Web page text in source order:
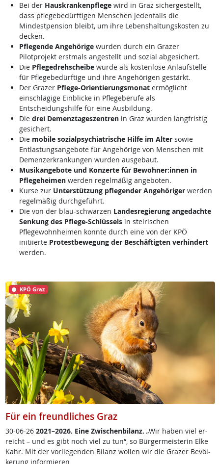
Bei der Hauskrankenpflege wird in Graz sichergestellt,
dass pflegebedürftigen Menschen jedenfalls die
Mindestpension bleibt, um ihre Lebenshaltungskosten zu
decken.
Pflegende Angehörigewurden durch ein Grazer
Pilotprojekt erstmals angestellt und sozial abgesichert.
Die Pflegedrehscheibe wurde als kostenlose Anlaufstelle
für Pflegebedürftige und ihre Angehörigen gestärkt.
Der Grazer Pflege-Orientierungsmonatermöglicht
einschlägige Einblicke in Pflegeberufe als
Entscheidungshilfe für eine Ausbildung.
Die drei Demenztageszentrenin Graz wurden langfristig
gesichert.
Die mobile sozialpsychiatrische Hilfe im Altersowie
Entlastungsangebote für Angehörige von Menschen mit
Demenzerkrankungen wurden ausgebaut.
Musikangebote und Konzerte für Bewohner:innen in
Pflegeheimenwerden regelmäßig angeboten.
Kurse zur Unterstützung pflegender Angehörigerwerden
regelmäßig durchgeführt.
Die von der blau-schwarzen Landesregierung angedachte
Senkung des Pflege-Schlüssels in steirischen
Pflegewohnheimen konnte durch eine von der KPÖ
initiierte Protestbewegung der Beschäftigten verhindert
werden.
KPÖ Graz
Für ein freundliches Graz
30-06-26 2021–2026. Ei­ne Zwi­schen­bi­lanz. „Wir ha­ben viel er­
reich­t – und es gibt noch viel zu tun“, so Bür­ger­meis­te­rin El­ke
Kahr. Mit der vor­lie­gen­den Bi­lanz wol­len wir die Gra­zer Be­völ­
ke­rung in­for­mie­ren